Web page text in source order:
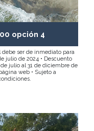
opción 4
debe ser de inmediato para
julio de 2024 • Descuento
julio al 31 de diciembre de
web • Sujeto a